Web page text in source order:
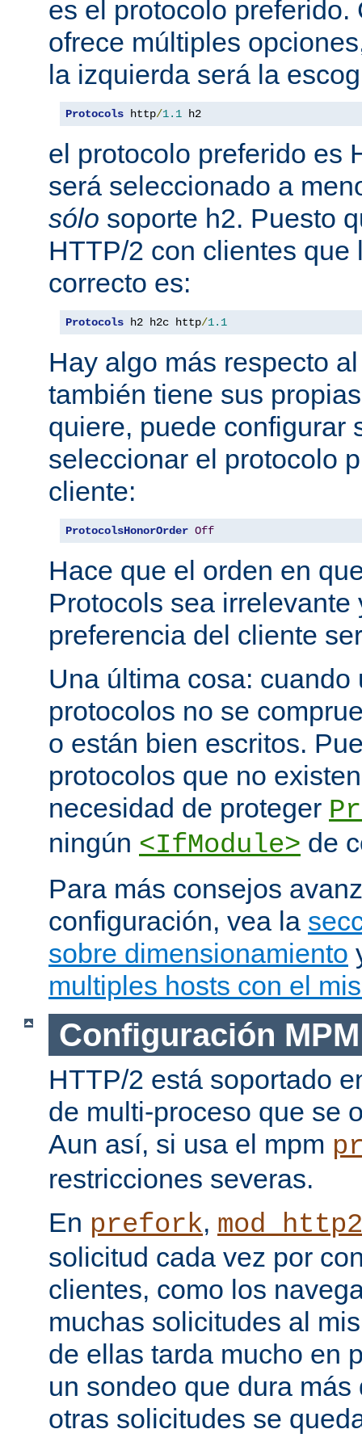
es el protocolo preferido.
ofrece múltiples
la izquierda será la
Protocols http/1.1 h2
el protocolo preferido es
será seleccionado a
sólo soporte h2. Puesto
HTTP/2 con clientes que
correcto es:
Protocols h2 h2c http/1.1
Hay algo más respecto
también tiene sus
quiere, puede configurar
seleccionar el protocolo
cliente:
ProtocolsHonorOrder Off
Hace que el orden en
Protocols sea irrelevante
preferencia del cliente
Una última cosa:
protocolos no se
o están bien escritos.
protocolos que no
necesidad de proteger
ningún <IfModule> de
Para más consejos
configuración, vea la
sobre dimensionamiento
multiples hosts con el
Configuración MPM
HTTP/2 está soportado
de multi-proceso que se
Aun así, si usa el mpm
restricciones severas.
En prefork, mod_http2
solicitud cada vez por
clientes, como los
muchas solicitudes al
de ellas tarda mucho en
un sondeo que dura
otras solicitudes se